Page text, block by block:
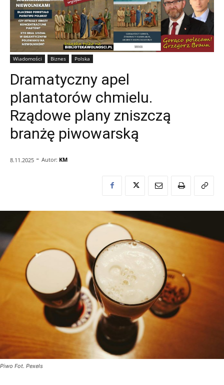
Wiadomości Biznes Polska
Dramatyczny apel
plantatorów chmielu.
Rządowe plany zniszczą
branżę piwowarską
8.11.2025 - Autor: KM
Piwo Fot. Pexels